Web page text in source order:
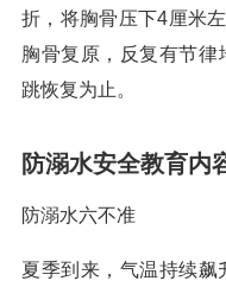
折，将胸骨压下4厘米
胸骨复原，反复有节
跳恢复为止。
防溺水安全教育内
防溺水六不准
夏季到来，气温持续飙